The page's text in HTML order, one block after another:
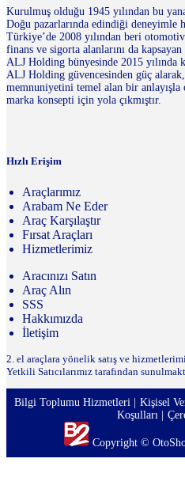
Kurulmuş olduğu 1945 yılından bu
Doğu pazarlarında edindiği deneyimle
Türkiye’de 2008 yılından beri
finans ve sigorta alanlarını da
ALJ Holding bünyesinde 2015 yılında
ALJ Holding güvencesinden güç
memnuniyetini temel alan bir
marka konsepti için yola çıkmıştır.
Hızlı Erişim
Araçlarımız
Arabam Ne Eder
Araç Karşılaştır
Fırsat Araçları
Hizmetlerimiz
Aracınızı Satın
Araç Alın
SSS
Hakkımızda
İletişim
2. el araçlara yönelik satış ve
Yetkili Satıcılarımız tarafından
Copyright ©
Bilgi Toplumu Hizmetleri Kişisel
Koşulları